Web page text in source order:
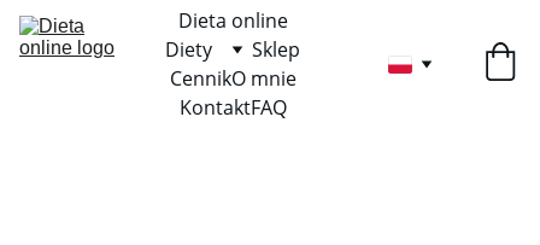
Dieta online
Diety
Sklep
CennikO mnie
KontaktFAQ